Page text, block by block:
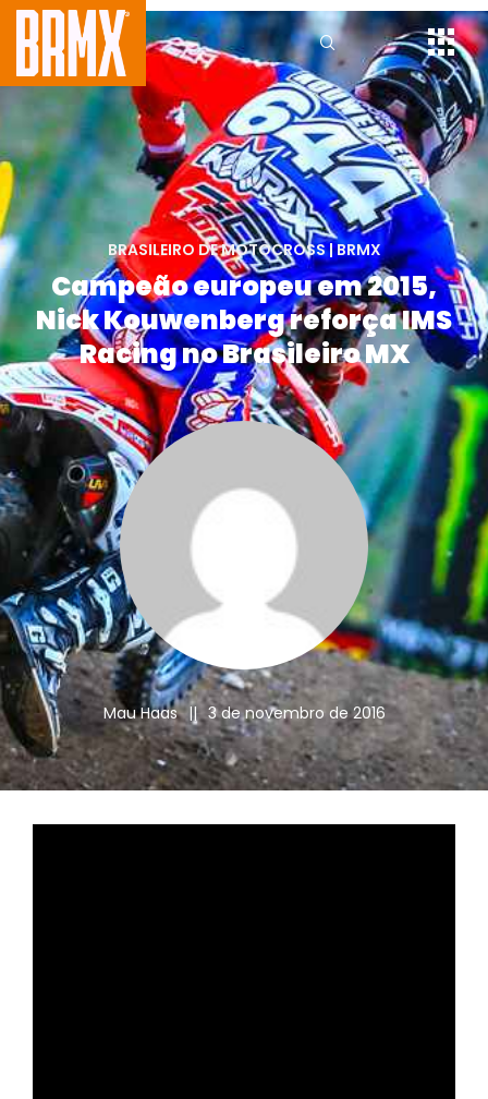
BRASILEIRO DE MOTOCROSS|BRMX
Campeão europeu em 2015,
Nick Kouwenberg reforça IMS
Racing no Brasileiro MX
Mau Haas || 3 de novembro de 2016